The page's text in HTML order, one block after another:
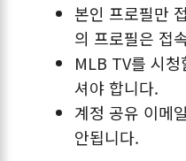
본인 프로필만
의 프로필은 접
MLB TV를 시
셔야 합니다.
계정 공유 이메
안됩니다.